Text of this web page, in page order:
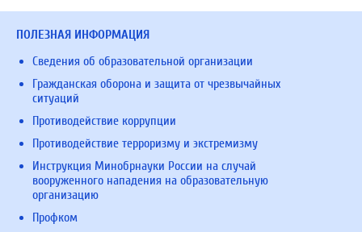
ПОЛЕЗНАЯ ИНФОРМАЦИЯ
Сведения об образовательной организации
Гражданская оборона и защита от чрезвычайных
ситуаций
Противодействие коррупции
Противодействие терроризму и экстремизму
Инструкция Минобрнауки России на случай
вооруженного нападения на образовательную
организацию
Профком